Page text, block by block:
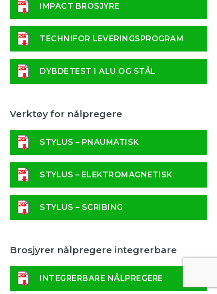
IMPACT BROSJYRE
TECHNIFOR LEVERINGSPROGRAM
DYBDETEST I ALU OG STÅL
Verktøy for nålpregere
STYLUS – PNAUMATISK
STYLUS – ELEKTROMAGNETISK
STYLUS – SCRIBING
Brosjyrer nålpregere integrerbare
INTEGRERBARE NÅLPREGERE